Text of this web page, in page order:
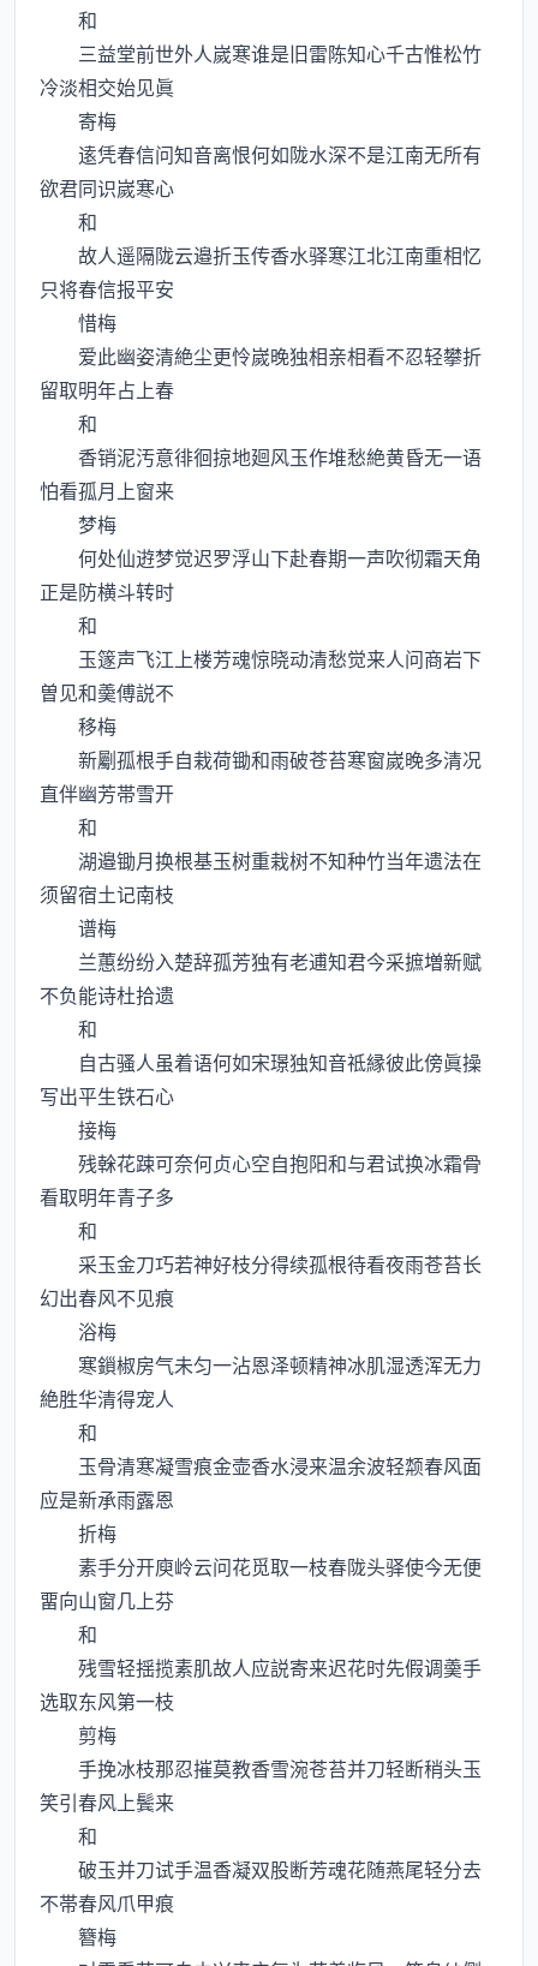
和
三益堂前世外人嵗寒谁是旧雷陈知心千古惟松竹
冷淡相交始见眞
寄梅
逺凭春信问知音离恨何如陇水深不是江南无所有
欲君同识嵗寒心
和
故人遥隔陇云邉折玉传香水驿寒江北江南重相忆
只将春信报平安
惜梅
爱此幽姿清絶尘更怜嵗晚独相亲相看不忍轻攀折
留取明年占上春
和
香销泥汚意徘徊掠地廻风玉作堆愁絶黄昏无一语
怕看孤月上窗来
梦梅
何处仙逰梦觉迟罗浮山下赴春期一声吹彻霜天角
正是防横斗转时
和
玉篴声飞江上楼芳魂惊晓动清愁觉来人问商岩下
曽见和羮傅説不
移梅
新劚孤根手自栽荷锄和雨破苍苔寒窗嵗晚多清况
直伴幽芳帯雪开
和
湖邉锄月换根基玉树重栽树不知种竹当年遗法在
须留宿土记南枝
谱梅
兰蕙纷纷入楚辞孤芳独有老逋知君今采摭増新赋
不负能诗杜拾遗
和
自古骚人虽着语何如宋璟独知音祗縁彼此傍眞操
写出平生铁石心
接梅
残榦花踈可奈何贞心空自抱阳和与君试换冰霜骨
看取明年青子多
和
采玉金刀巧若神好枝分得续孤根待看夜雨苍苔长
幻出春风不见痕
浴梅
寒鎻椒房气未匀一沾恩泽顿精神冰肌湿透浑无力
絶胜华清得宠人
和
玉骨清寒凝雪痕金壶香水浸来温余波轻颒春风面
应是新承雨露恩
折梅
素手分开庾岭云问花觅取一枝春陇头驿使今无便
畱向山窗几上芬
和
残雪轻揺揽素肌故人应説寄来迟花时先假调羮手
选取东风第一枝
剪梅
手挽冰枝那忍摧莫教香雪涴苍苔并刀轻断稍头玉
笑引春风上鬓来
和
破玉并刀试手温香凝双股断芳魂花随燕尾轻分去
不帯春风爪甲痕
簪梅